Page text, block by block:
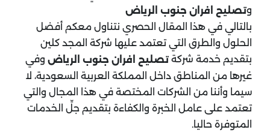
وتصليح افران جنوب الرياض
بالتالي في هذا المقال الحصري نتناول معكم أفضل
الحلول والطرق التي تعتمد عليها شركة المجد كلين
بتقديم خدمة شركة تصليح افران جنوب الرياض وفي
غيرها من المناطق داخل المملكة العربية السعودية، لا
سيما وأننا من الشركات المختصة في هذا المجال والتي
تعتمد على عامل الخبرة والكفاءة بتقديم جلِّ الخدمات
المتوفرة حاليا.